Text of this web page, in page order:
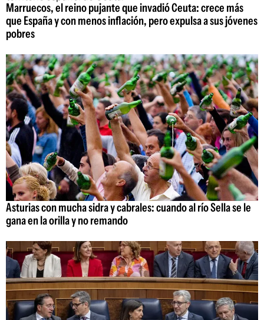
Marruecos, el reino pujante que invadió Ceuta: crece más
que España y con menos inflación, pero expulsa a sus jóvenes
pobres
Asturias con mucha sidra y cabrales: cuando al río Sella se le
gana en la orilla y no remando